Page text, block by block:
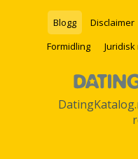
Blogg Disclaimer
Formidling